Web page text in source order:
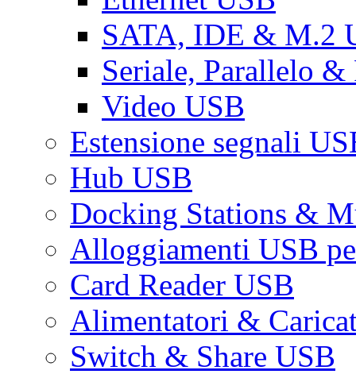
SATA, IDE & M.2
Seriale, Parallelo &
Video USB
Estensione segnali
Hub USB
Docking Stations &
Alloggiamenti USB
Card Reader USB
Alimentatori &
Switch & Share USB